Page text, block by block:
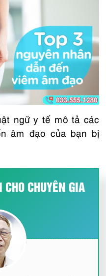
ngữ y tế mô tả các
âm đạo của bạn bị
CHUYÊN GIA